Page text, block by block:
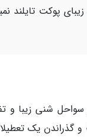
پوکت تایلند
شنی زیبا و
و گذراندن یک